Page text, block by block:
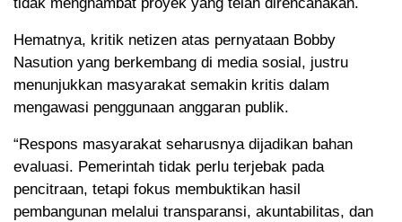
tidak menghambat proyek yang telah direncanakan.
Hematnya, kritik netizen atas pernyataan Bobby
Nasution yang berkembang di media sosial, justru
menunjukkan masyarakat semakin kritis dalam
mengawasi penggunaan anggaran publik.
“Respons masyarakat seharusnya dijadikan bahan
evaluasi. Pemerintah tidak perlu terjebak pada
pencitraan, tetapi fokus membuktikan hasil
pembangunan melalui transparansi, akuntabilitas, dan